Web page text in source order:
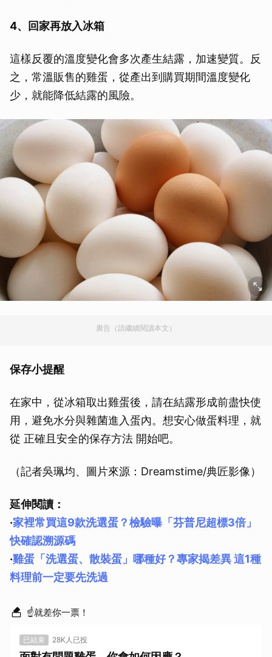
4、回家再放入冰箱
這樣反覆的溫度變化會多次產生結露，加速變質。反
之，常溫販售的雞蛋，從產出到購買期間溫度變化
少，就能降低結露的風險。
廣告（請繼續閱讀本文）
保存小提醒
在家中，從冰箱取出雞蛋後，請在結露形成前盡快使
用，避免水分與雜菌進入蛋內。想安心做蛋料理，就
從 正確且安全的保存方法 開始吧。
（記者吳珮均、圖片來源：Dreamstime/典匠影像）
延伸閱讀：
·家裡常買這9款洗選蛋？檢驗曝「芬普尼超標3倍」
快確認溯源碼
·雞蛋「洗選蛋、散裝蛋」哪種好？專家揭差異 這1種
料理前一定要先洗過
☝就差你一票！
已結束 28K人已投